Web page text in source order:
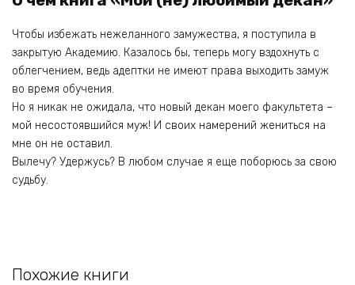
Чтобы избежать нежеланного замужества, я поступила в
закрытую Академию. Казалось бы, теперь могу вздохнуть с
облегчением, ведь адептки не имеют права выходить замуж
во время обучения.
Но я никак не ожидала, что новый декан моего факультета –
мой несостоявшийся муж! И своих намерений жениться на
мне он не оставил.
Вылечу? Удержусь? В любом случае я еще поборюсь за свою
судьбу.
Похожие книги